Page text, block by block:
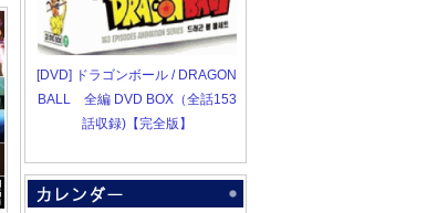
[DVD] ドラゴンボール / DRAGON
BALL 全編 DVD BOX（全話153
話収録)【完全版】